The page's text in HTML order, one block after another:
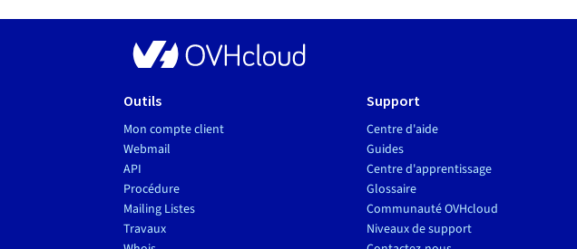
Outils
Mon compte client
Webmail
API
Procédure
Mailing Listes
Travaux
Support
Centre d'aide
Guides
Centre d'apprentissage
Glossaire
Communauté OVHcloud
Niveaux de support